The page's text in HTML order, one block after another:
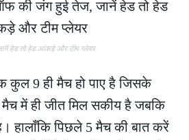
हेड तो हेड आंकड़े और टीम प्लेयर
कुल 9 ही मैच हो पाए है जिसके
में ही जीत मिल सकीय है जबकि
हालाँकि पिछले 5 मैच की बात करें